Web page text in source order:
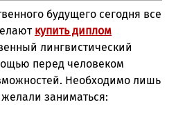
будущего сегодня все
купить диплом
лингвистический
перед человеком
Необходимо лишь
заниматься: